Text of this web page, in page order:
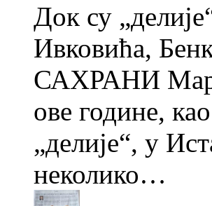
Док су
Ивковића,
САХРАНИ
ове године,
„делије“, у
неколико…